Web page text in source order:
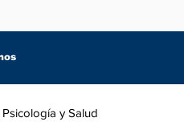
Psicología y Salud